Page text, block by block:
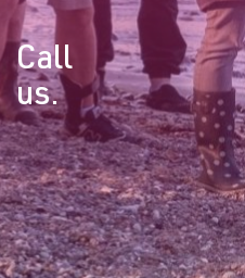
Call
us.